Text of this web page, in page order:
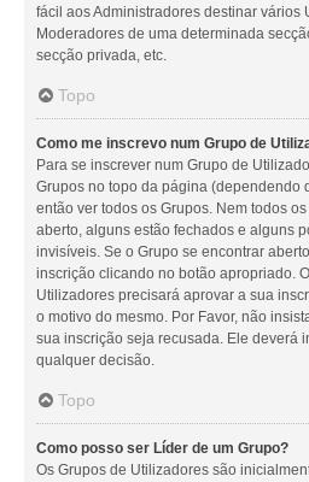
fácil aos Administradores destinar vários
Moderadores de uma determinada
secção privada, etc.
Topo
Como me inscrevo num Grupo de
Para se inscrever num Grupo de
Grupos no topo da página (dependendo
então ver todos os Grupos. Nem todos
aberto, alguns estão fechados e alguns
invisíveis. Se o Grupo se encontrar
inscrição clicando no botão apropriado.
Utilizadores precisará aprovar a sua
o motivo do mesmo. Por Favor, não
sua inscrição seja recusada. Ele deverá
qualquer decisão.
Topo
Como posso ser Líder de um Grupo?
Os Grupos de Utilizadores são